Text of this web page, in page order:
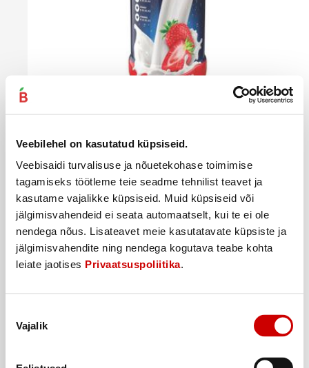
Veebilehel on kasutatud küpsiseid.
Veebisaidi turvalisuse ja nõuetekohase toimimise
tagamiseks töötleme teie seadme tehnilist teavet ja
kasutame vajalikke küpsiseid. Muid küpsiseid või
jälgimisvahendeid ei seata automaatselt, kui te ei ole
nendega nõus. Lisateavet meie kasutatavate küpsiste ja
jälgimisvahendite ning nendega kogutava teabe kohta
leiate jaotises Privaatsuspoliitika.
valik
Vajalik
1
. 19€
2,98€/kg
1
. 75€
4,38€/kg
Taara +0,10 €
Ostukorvi